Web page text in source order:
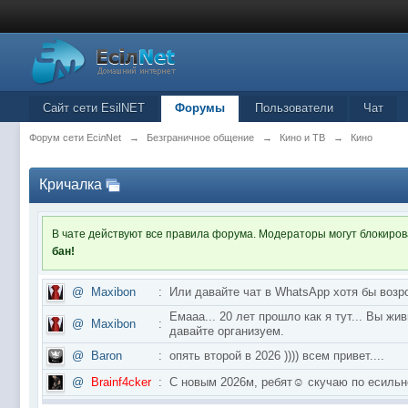
Сайт сети EsilNET Форумы Пользователи Чат
Форум сети EciлNet → Безграничное общение → Кино и ТВ → Кино
Кричалка
В чате действуют все правила форума. Модераторы могут
бан!
@ Maxibon : Или давайте чат в WhatsApp хотя бы
@ Maxibon :
Емааа... 20 лет прошло как я тут... Вы
давайте организуем.
@
Baron : опять второй в 2026 )))) всем привет....
@
Brainf4cker : С новым 2026м, ребят☺️ скучаю по